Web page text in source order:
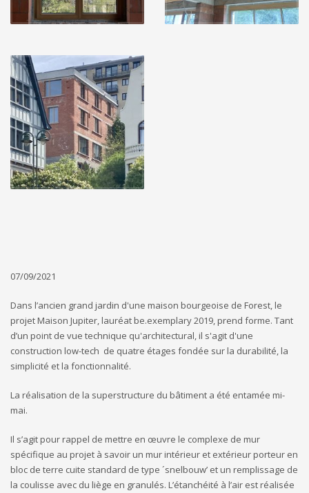
07/09/2021
Dans l’ancien grand jardin d'une maison bourgeoise de Forest, le
projet Maison Jupiter, lauréat be.exemplary 2019, prend forme. Tant
d’un point de vue technique qu'architectural, il s'agit d'une
construction low-tech de quatre étages fondée sur la durabilité, la
simplicité et la fonctionnalité.
La réalisation de la superstructure du bâtiment a été entamée mi-
mai.
Il s’agit pour rappel de mettre en œuvre le complexe de mur
spécifique au projet à savoir un mur intérieur et extérieur porteur en
bloc de terre cuite standard de type ´snelbouw’ et un remplissage de
la coulisse avec du liège en granulés. L’étanchéité à l’air est réalisée